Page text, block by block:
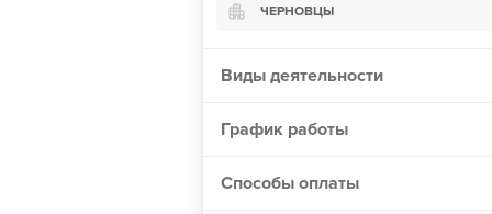
ЧЕРНОВЦЫ
Борисполь
Виды деятельности
График работы
Способы оплаты